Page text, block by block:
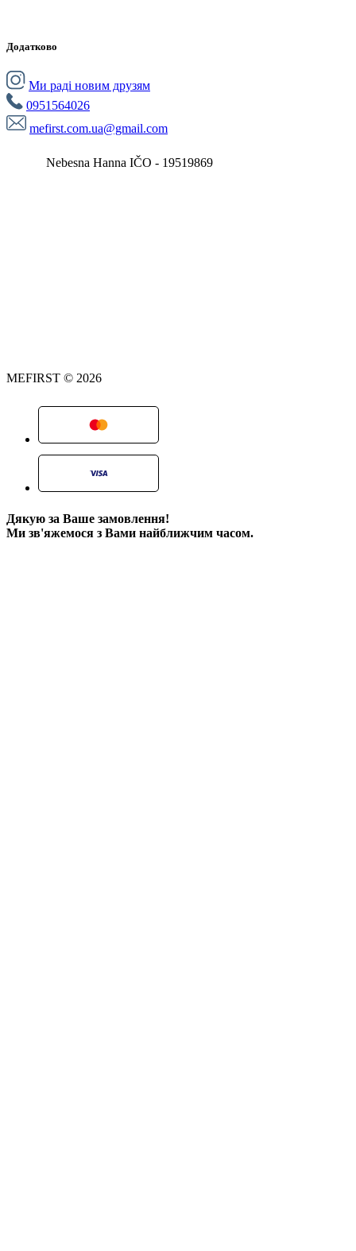
Додатково
Ми раді новим друзям
0951564026
mefirst.com.ua@gmail.com
Nebesna Hanna IČO - 19519869
MEFIRST © 2026
Дякую за Ваше замовлення!
Ми зв'яжемося з Вами найближчим часом.